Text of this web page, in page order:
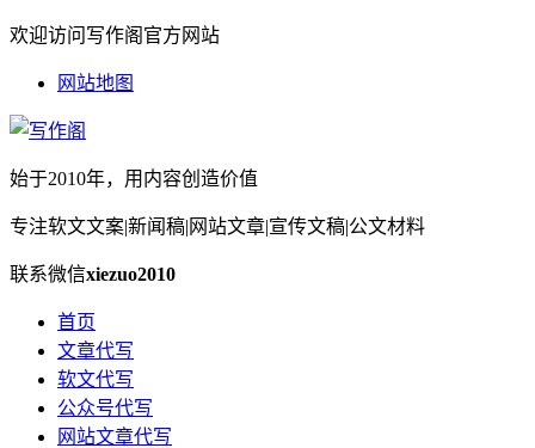
欢迎访问写作阁官方网站
网站地图
始于2010年，用内容创造价值
专注软文文案|新闻稿|网站文章|宣传文稿|公文材料
联系微信xiezuo2010
首页
文章代写
软文代写
公众号代写
网站文章代写